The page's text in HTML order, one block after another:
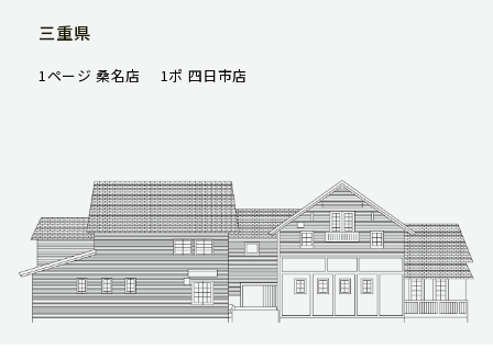
三重県
1ページ 桑名店 1ポ 四日市店